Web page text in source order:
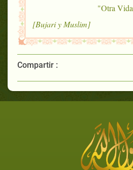
Otra Vida"
[Bujari y Muslim]
Compartir :